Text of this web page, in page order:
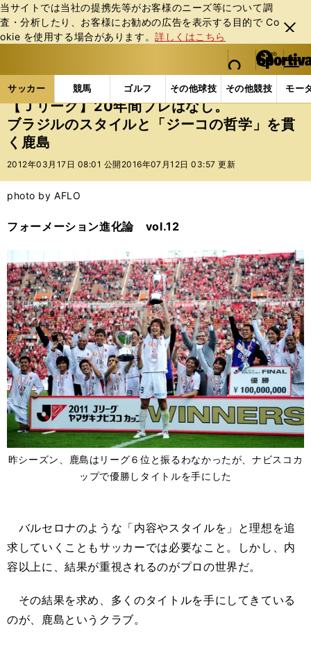
当サイトでは当社の提携先等がお客様のニーズ等について調
査・分析したり、お客様にお勧めの広告を表⽰する⽬的で Co
okie を使⽤する場合があります。詳しくはこちら
閉じ
る
web Sportiva (webスポルティーバ)
検索
マイペ
ー
ジ
メニュ
サッカー 競馬 ゴルフ その他球技 その他競技 モー
ス
ポ
ル
テ
ー
バ
サッカーの記事一覧 Jリーグ他 福田正博 【Ｊリ
【Ｊリーグ】20年間ブレはなし。
ブラジルのスタイルと「ジーコの哲学」を貫
く鹿島
2012年03月17日 08:01 公開 2016年07月12日 03:57 更新
photo by AFLO
フォーメーション進化論 vol.12
昨シーズン、鹿島はリーグ６位と振るわなかったが、ナビスコカ
ップで優勝しタイトルを手にした
バルセロナのような「内容やスタイルを」と理想を追
求していくこともサッカーでは必要なこと。しかし、内
容以上に、結果が重視されるのがプロの世界だ。
その結果を求め、多くのタイトルを手にしてきている
のが、鹿島というクラブ。